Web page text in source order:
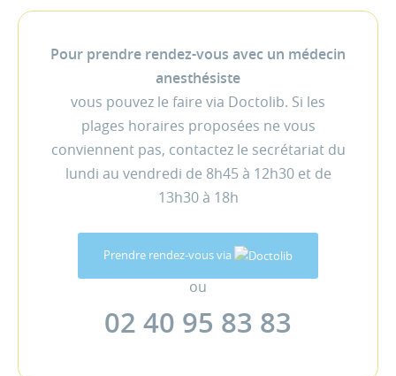
Pour prendre rendez-vous avec un médecin
anesthésiste
vous pouvez le faire via Doctolib. Si les
plages horaires proposées ne vous
conviennent pas, contactez le secrétariat du
lundi au vendredi de 8h45 à 12h30 et de
13h30 à 18h
Prendre rendez-vous via
ou
02 40 95 83 83